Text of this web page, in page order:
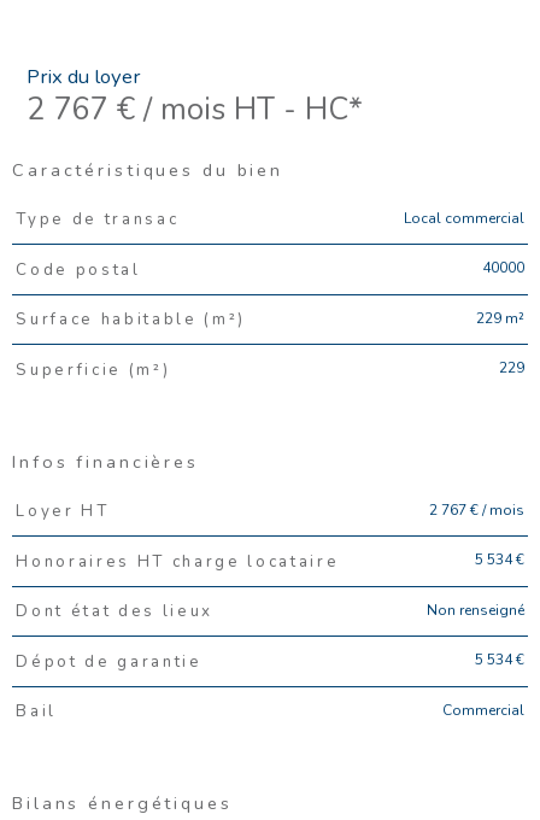
Prix du loyer
2 767 € / mois HT - HC*
Caractéristiques du bien
Caractéristiques Valeurs
Type de transac Local commercial
Code postal 40000
Surface habitable (m²) 229 m²
Superficie (m²) 229
Infos financières
Caractéristiques
Loyer HT 2 767 € / mois
Honoraires HT charge locataire 5 534 €
Dont état des lieux Non renseigné
Dépot de garantie 5 534 €
Bail Commercial
Bilans énergétiques